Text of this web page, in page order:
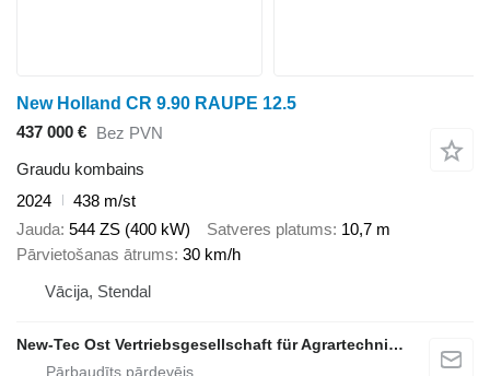
New Holland CR 9.90 RAUPE 12.5
437 000 € Bez PVN
Graudu kombains
2024
438 m/st
Jauda 544 ZS (400 kW) Satveres platums 10,7 m
Pārvietošanas ātrums 30 km/h
Vācija, Stendal
New-Tec Ost Vertriebsgesellschaft für Agrartechnik mbH